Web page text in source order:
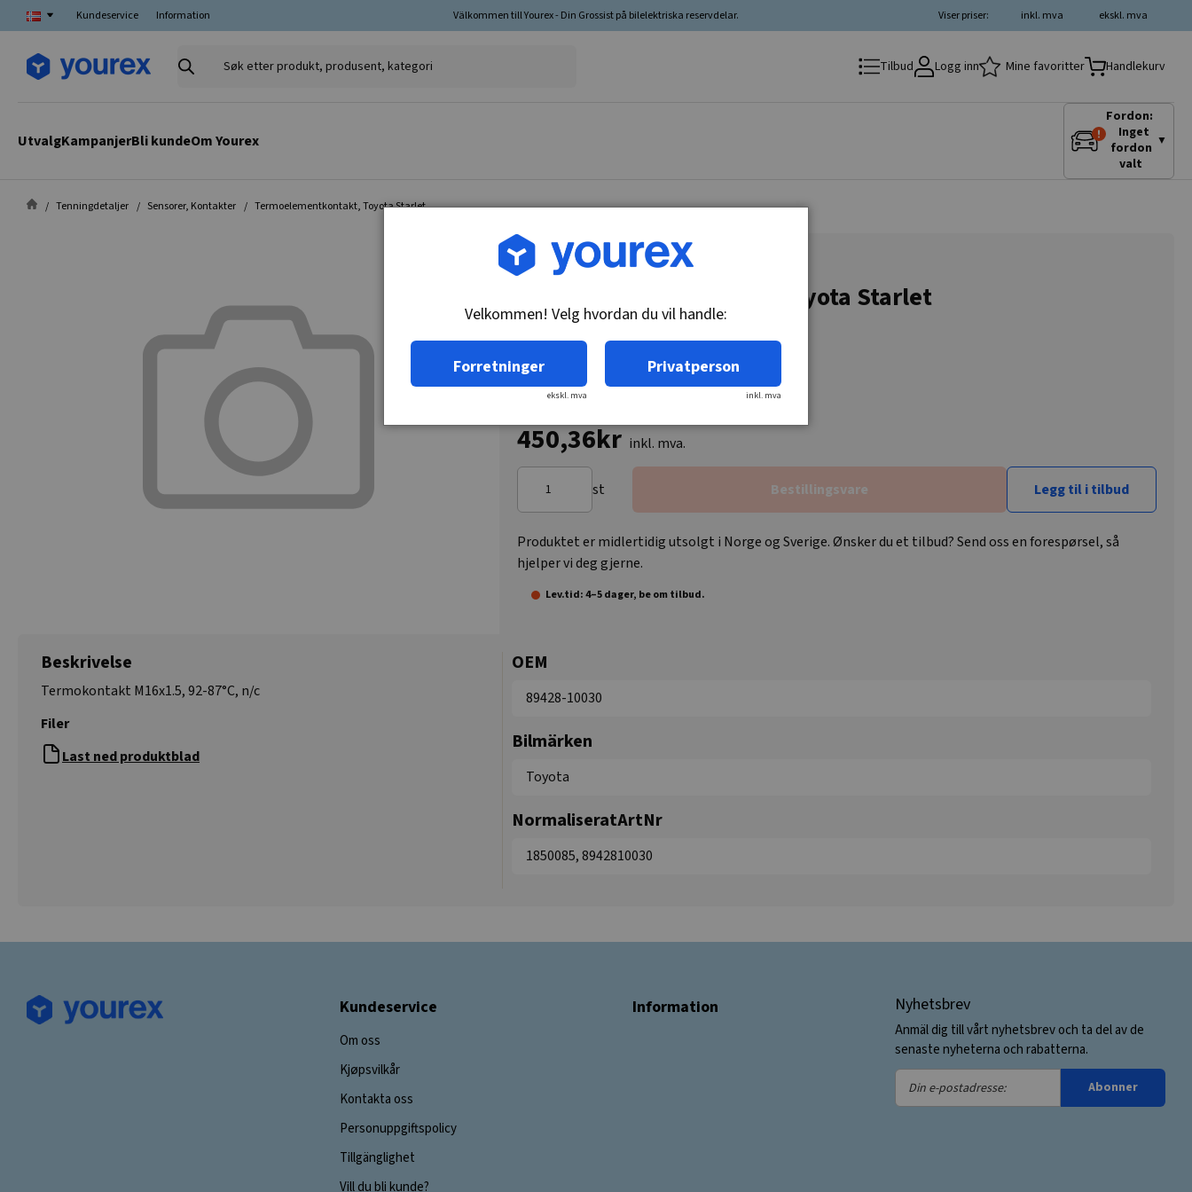
Kundeservice Information Välkommen till Yourex - Din Grossist på bilelektriska reservdelar. ekskl. mva
inkl. mva
Viser priser:
Søk
kategori
Tilbud Logg inn Mine favoritter Handlekurv
UtvalgKampanjerBli kundeOm Yourex
Fordon:
Inget
fordon
valt
▼
Tenningdetaljer Sensorer, Kontakter Termoelementkontakt, Toyota Starlet
Varenr.: 1850085
Termoelementkontakt, Toyota Starlet
450,36kr inkl. mva.
st Bestillingsvare Legg til i tilbud
Produktet er midlertidig utsolgt i Norge og Sverige. Ønsker du et tilbud? Send oss en forespørsel, så
hjelper vi deg gjerne.
Lev.tid: 4–5 dager, be om tilbud.
Beskrivelse
Termokontakt M16x1.5, 92-87°C, n/c
Filer
Last ned produktblad
OEM
89428-10030
Bilmärken
Toyota
NormaliseratArtNr
1850085, 8942810030
Kundeservice
Om oss
Kjøpsvilkår
Kontakta oss
Personuppgiftspolicy
Tillgänglighet
Vill du bli kunde?
Information Nyhetsbrev
Anmäl dig till vårt nyhetsbrev och ta del av de
senaste nyheterna och rabatterna.
Din
e-
Abonner
Velkommen! Velg hvordan du vil handle:
Forretninger
ekskl. mva
Privatperson
inkl. mva